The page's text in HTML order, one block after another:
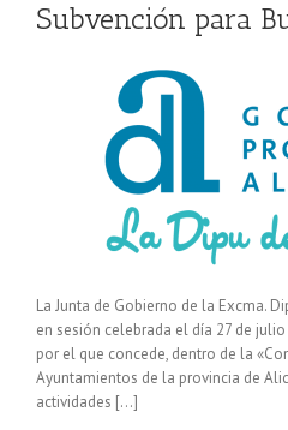
Subvención para
La Junta de Gobierno de la Excma.
en sesión celebrada el día 27 de
por el que concede, dentro de la
Ayuntamientos de la provincia de
actividades […]